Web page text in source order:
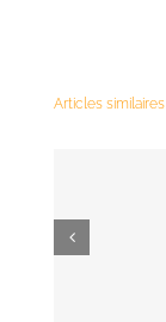
Articles similaires